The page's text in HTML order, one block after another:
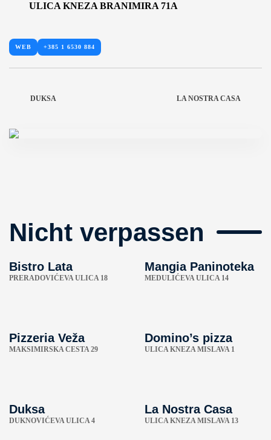
ULICA KNEZA BRANIMIRA 71A
WEB +385 1 6530 884
DUKSA LA NOSTRA CASA
Nicht verpassen
Bistro Lata
PRERADOVIĆEVA ULICA 18
Mangia Paninoteka
MEDULIĆEVA ULICA 14
Pizzeria Veža
MAKSIMIRSKA CESTA 29
Domino’s pizza
ULICA KNEZA MISLAVA 1
Duksa
DUKNOVIĆEVA ULICA 4
La Nostra Casa
ULICA KNEZA MISLAVA 13